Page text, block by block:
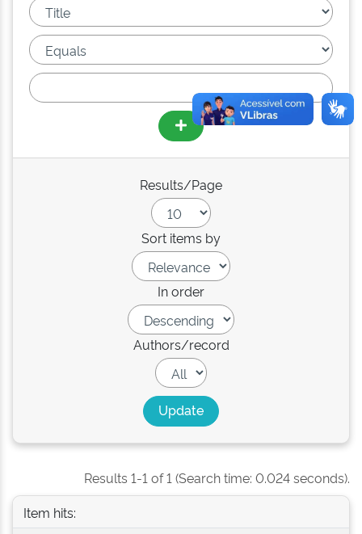
Results/Page
Sort items by
In order
Authors/record
Results 1-1 of 1 (Search time: 0.024 seconds).
Item hits: